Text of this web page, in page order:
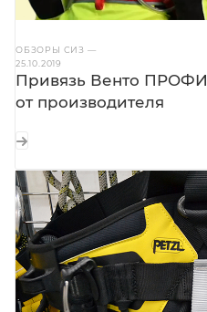
ОБЗОРЫ СИЗ —
25.10.2019
Привязь Венто
от производителя